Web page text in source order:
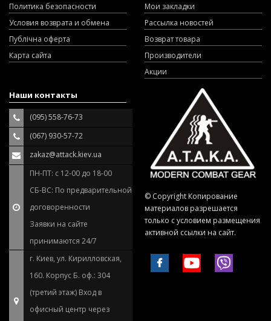
Политика безопасности
Условия возврата и обмена
Публічна оферта
Карта сайта
Мои закладки
Рассылка новостей
Возврат товара
Производители
Акции
Наши контакты
(095) 558-76-73
(067) 930-57-72
zakaz@attack.kiev.ua
ПН-ПТ: с 12-00 до 18-00
СБ-ВС: По предварительной
договоренности
Заявки на сайте
принимаются 24/7
г. Киев, ул. Кирилловская,
160. Корпус Б. оф.: 304
(третий этаж) Вход в
офисный центр через
© Copyright Копирование
материалов разрешается
только с условием размещения
активной ссылки на сайт.